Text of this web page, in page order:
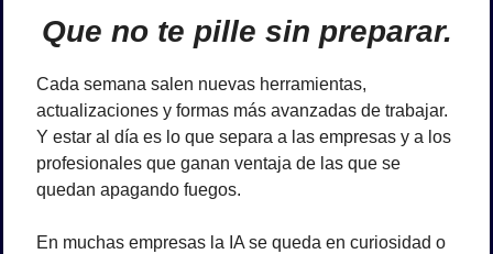
Que no te pille sin preparar.
Cada semana salen nuevas herramientas,
actualizaciones y formas más avanzadas de trabajar.
Y estar al día es lo que separa a las empresas y a los
profesionales que ganan ventaja de las que se
quedan apagando fuegos.
En muchas empresas la IA se queda en curiosidad o